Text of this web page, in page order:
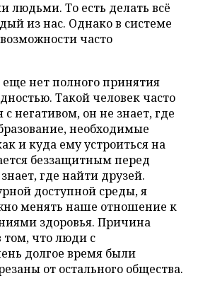
людьми. То есть делать всё
из нас. Однако в системе
часто
нет полного принятия
Такой человек часто
негативом, он не знает, где
необходимые
и куда ему устроиться на
беззащитным перед
где найти друзей.
доступной среды, я
менять наше отношение к
здоровья. Причина
что люди с
долгое время были
от остального общества.